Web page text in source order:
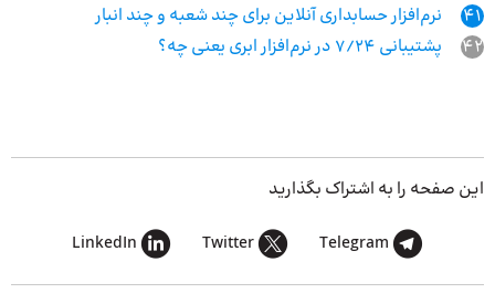
41
نرم‌افزار حسابداری آنلاین برای چند شعبه و چند انبار
42
پشتیبانی 7/24 در نرم‌افزار ابری یعنی چه؟
این صفحه را به اشتراک بگذارید
Telegram
Twitter
LinkedIn